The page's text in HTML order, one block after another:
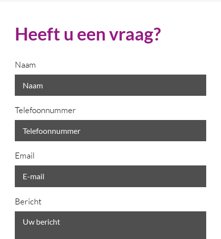
Heeft u een vraag?
Naam
Telefoonnummer
Email
Bericht